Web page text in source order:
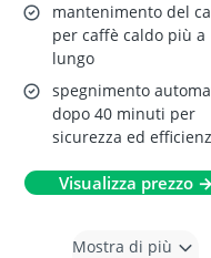
mantenimento del
per caffè caldo più a
lungo
spegnimento
dopo 40 minuti per
sicurezza ed
Visualizza prezzo →
Mostra di più